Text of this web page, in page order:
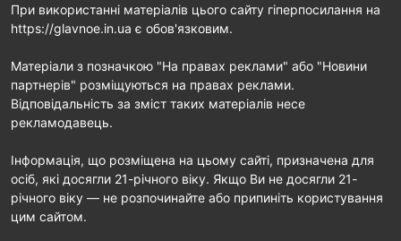
При використанні матеріалів цього сайту гіперпосилання на
https://glavnoe.in.ua є обов'язковим.
Матеріали з позначкою "На правах реклами" або "Новини
партнерів" розміщуються на правах реклами.
Відповідальність за зміст таких матеріалів несе
рекламодавець.
Інформація, що розміщена на цьому сайті, призначена для
осіб, які досягли 21-річного віку. Якщо Ви не досягли 21-
річного віку — не розпочинайте або припиніть користування
цим сайтом.